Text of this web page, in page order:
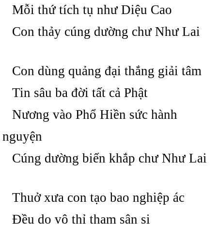
Mỗi thứ tích tụ như Diệu Cao
Con thảy cúng dường chư Như Lai
Con dùng quảng đại thắng giải tâm
Tin sâu ba đời tất cả Phật
Nương vào Phổ Hiền sức hành
nguyện
Cúng dường biến khắp chư Như Lai
Thuở xưa con tạo bao nghiệp ác
Đều do vô thỉ tham sân si